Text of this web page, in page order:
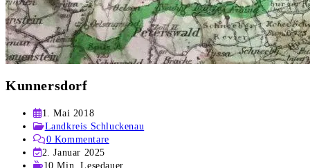
durchsuchen
Kunnersdorf
Beitrag
veröffentlicht:
1. Mai 2018
Beitrags-
Kategorie:
Landkreis Schluckenau
Beitrags-
Kommentare:
0 Kommentare
Beitrag
zuletzt
2. Januar 2025
Lesedauer:
10 Min. Lesedauer